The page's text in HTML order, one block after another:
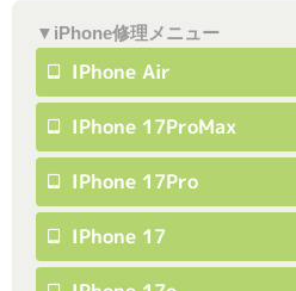
▼iPhone修理メニュー
IPhone Air
IPhone 17ProMax
IPhone 17Pro
IPhone 17